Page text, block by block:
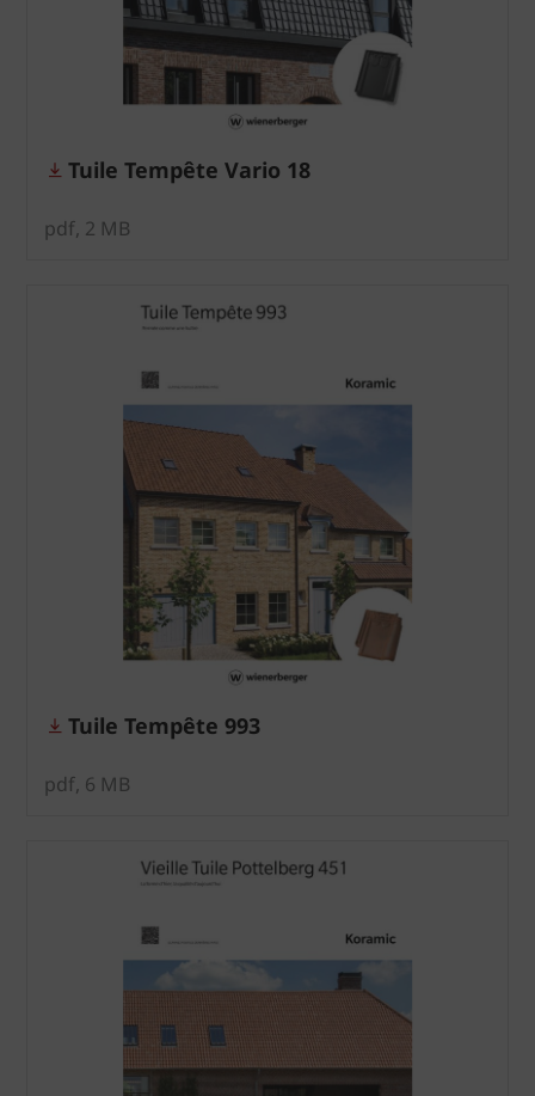
Tuile Tempête Vario 18
pdf, 2 MB
Tuile Tempête 993
pdf, 6 MB